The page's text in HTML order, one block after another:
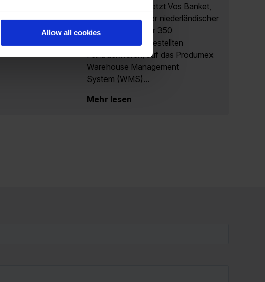
Allow all cookies
endet Seit 2009 setzt Vos Banket,
ein traditionsreicher niederländischer
Hersteller von über 350
handwerklich hergestellten
Feinbackwaren, auf das Produmex
Warehouse Management
System (WMS)...
Mehr lesen